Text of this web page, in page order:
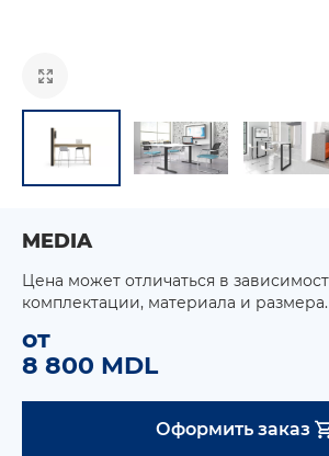
MEDIA
Цена может отличаться в
комплектации, материала и размера.
от
8 800 MDL
Оформить заказ